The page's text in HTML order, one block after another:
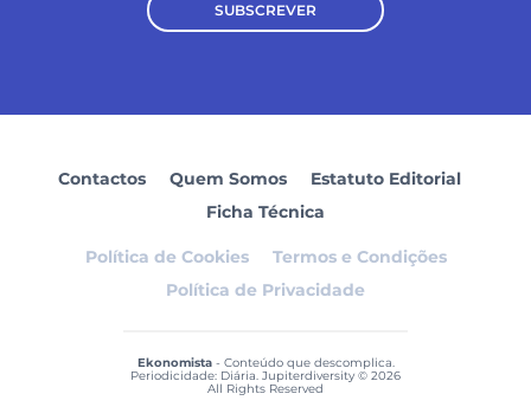
SUBSCREVER
Contactos Quem Somos
Estatuto Editorial
Ficha Técnica
Política de Cookies
Termos e Condições
Política de Privacidade
Ekonomista- Conteúdo que descomplica.
Periodicidade: Diária. Jupiterdiversity © 2026
All Rights Reserved